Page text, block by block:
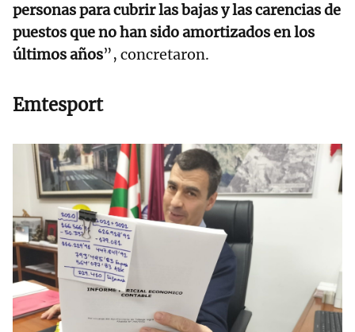
personas para cubrir las bajas y las carencias de
puestos que no han sido amortizados en los
últimos años”, concretaron.
Emtesport